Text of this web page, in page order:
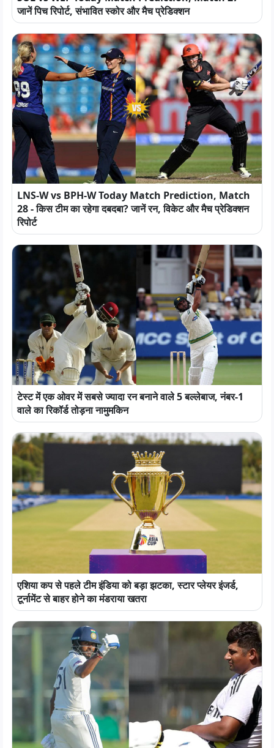
जानें पिच रिपोर्ट, संभावित स्कोर और मैच प्रेडिक्शन
LNS-W vs BPH-W Today Match Prediction, Match
28 - किस टीम का रहेगा दबदबा? जानें रन, विकेट और मैच प्रेडिक्शन
रिपोर्ट
टेस्ट में एक ओवर में सबसे ज्यादा रन बनाने वाले 5 बल्लेबाज, नंबर-1
वाले का रिकॉर्ड तोड़ना नामुमकिन
एशिया कप से पहले टीम इंडिया को बड़ा झटका, स्टार प्लेयर इंजर्ड,
टूर्नामेंट से बाहर होने का मंडराया खतरा